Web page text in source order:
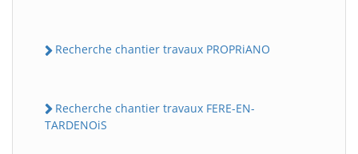
Recherche chantier travaux PROPRiANO
Recherche chantier travaux FERE-EN-
TARDENOiS